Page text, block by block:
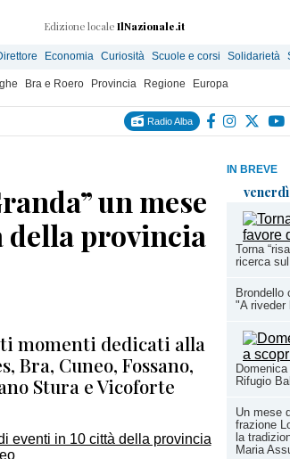
Edizione locale IlNazionale.it
Economia Curiosità Scuole e corsi Solidarietà
Bra e Roero Provincia Regione Europa
Radio Alba
IN BREVE
Torna
ricerca
Brondello
"A riveder
Rifugio
Un mese
frazione
la
Maria
un mese
della provincia
momenti dedicati alla
Bra, Cuneo, Fossano,
Stura e Vicoforte